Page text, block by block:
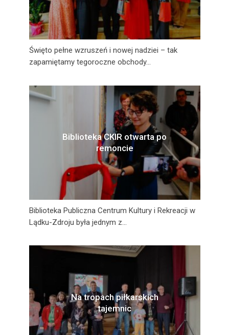
Święto pełne wzruszeń i nowej nadziei – tak
zapamiętamy tegoroczne obchody...
Biblioteka CKIR otwarta po
remoncie
Biblioteka Publiczna Centrum Kultury i Rekreacji w
Lądku-Zdroju była jednym z...
Na tropach piłkarskich
tajemnic